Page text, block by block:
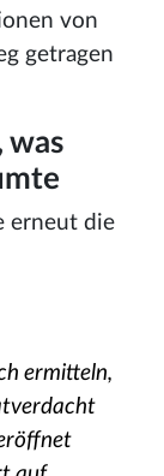
von
getragen
was
erneut die
ermitteln,